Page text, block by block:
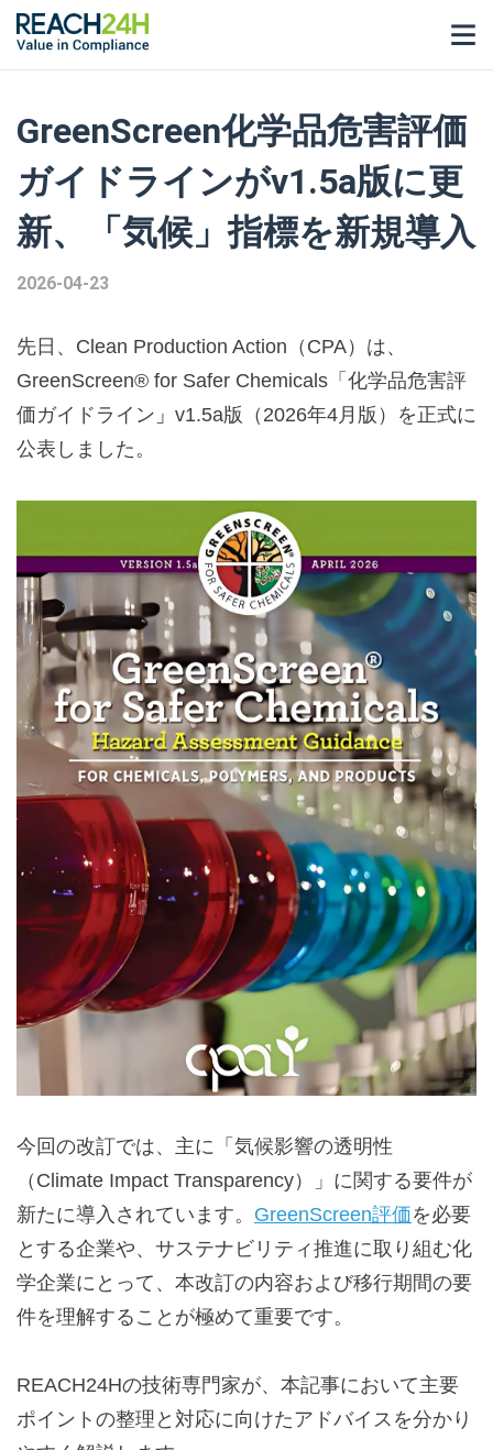
GreenScreen化学品危害評価
ガイドラインがv1.5a版に更
新、「気候」指標を新規導入
2026-04-23
先日、Clean Production Action（CPA）は、
GreenScreen® for Safer Chemicals「化学品危害評
価ガイドライン 」 v1.5a版（2026年4月版）を正式に
公表しました。
今回の改訂では、主に「気候影響の透明性
（Climate Impact Transparency）」に関する要件が
新たに導入されています。 GreenScreen評価を必要
とする企業や、サステナビリティ推進に取り組む化
学企業にとって、本改訂の内容および移行期間の要
件を理解することが極めて重要です。
REACH24Hの技術専門家が、本記事において主要
ポイントの整理と対応に向けたアドバイスを分かり